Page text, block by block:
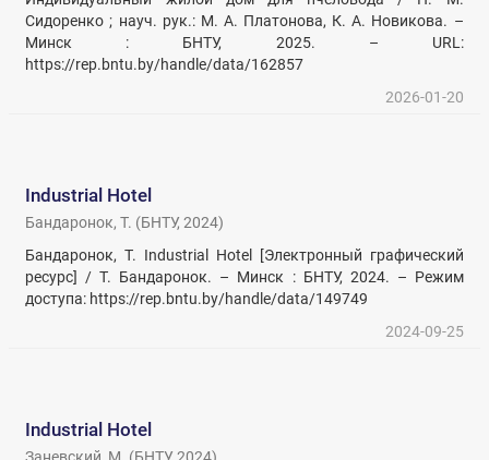
Сидоренко ; науч. рук.: М. А. Платонова, К. А. Новикова. –
Минск : БНТУ, 2025. – URL:
https://rep.bntu.by/handle/data/162857
2026-01-20
Industrial Hotel
Бандаронок, Т. (БНТУ,2024)
Бандаронок, Т. Industrial Hotel [Электронный графический
ресурс] / Т. Бандаронок. – Минск : БНТУ, 2024. – Режим
доступа: https://rep.bntu.by/handle/data/149749
2024-09-25
Industrial Hotel